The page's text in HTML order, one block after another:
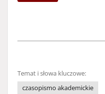
Temat i słowa kluczowe:
czasopismo akademickie